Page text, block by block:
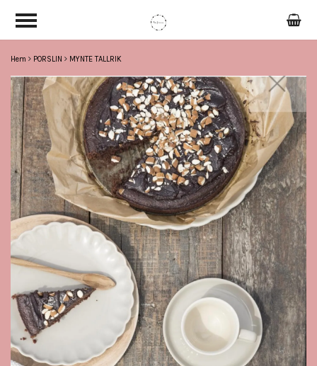
Hem PORSLIN MYNTE TALLRIK